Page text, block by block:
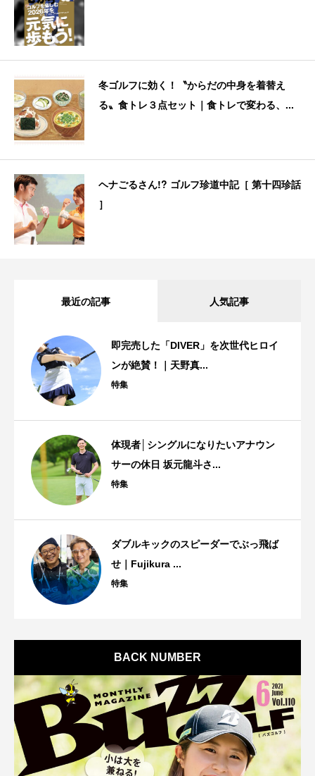
冬ゴルフに効く！〝からだの中身を着替え
る〟食トレ３点セット｜食トレで変わる、...
ヘナごるさん!? ゴルフ珍道中記［ 第十四珍話
］
最近の記事 人気記事
即完売した「DIVER」を次世代ヒロイ
ンが絶賛！｜天野真...
特集
体現者│シングルになりたいアナウン
サーの休日 坂元龍斗さ...
特集
ダブルキックのスピーダーでぶっ飛ば
せ｜Fujikura ...
特集
BACK NUMBER